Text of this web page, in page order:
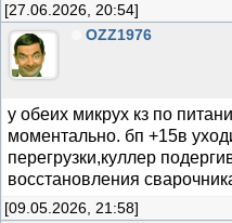
[27.06.2026, 20:54]
OZZ1976
у обеих микрух кз по
моментально. бп +15в
перегрузки,куллер
восстановления
[09.05.2026, 21:58]